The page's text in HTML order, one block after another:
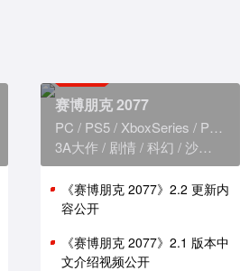
XboxOne
赛博朋克 2077
PC PS5 XboxSeries PS4
3A大作
剧情 科幻 沙盒
《赛博朋克 2077》2.2 更新内
容公开
《赛博朋克 2077》2.1 版本中
文介绍视频公开